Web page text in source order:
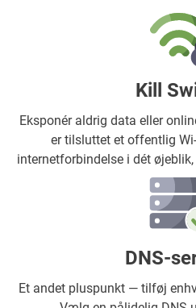
Kill
Eksponér aldrig data eller
er tilsluttet et offentlig
internetforbindelse i dét
DNS-
Et andet pluspunkt — tilføj